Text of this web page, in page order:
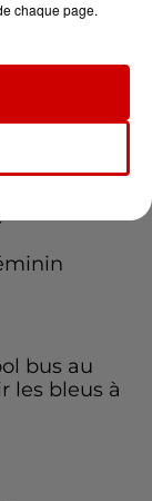
bus au
les bleus à
chaque page.